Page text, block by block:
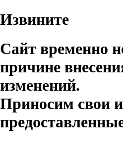
Извините
Сайт временно
причине
изменений.
Приносим свои